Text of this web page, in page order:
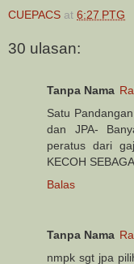
CUEPACS at 6:27 PTG
30 ulasan:
Tanpa Nama
Satu
dan JPA-
peratus dari
KECOH
Balas
Tanpa Nama
nmpk sgt jpa